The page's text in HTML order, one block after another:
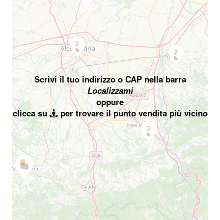
Scrivi il tuo indirizzo o CAP nella barra
Localizzami
oppure
clicca su
per trovare il punto vendita più vicino
3
2
2